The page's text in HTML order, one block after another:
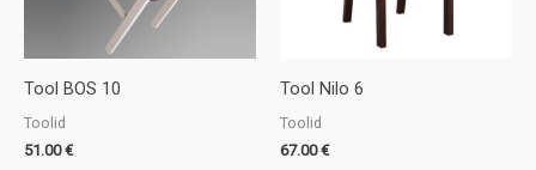
Tool BOS 10
Toolid
51.00€
Tool Nilo 6
Toolid
67.00€